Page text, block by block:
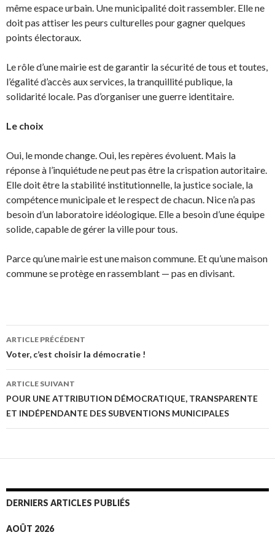
même espace urbain. Une municipalité doit rassembler. Elle ne
doit pas attiser les peurs culturelles pour gagner quelques
points électoraux.
Le rôle d’une mairie est de garantir la sécurité de tous et toutes,
l’égalité d’accès aux services, la tranquillité publique, la
solidarité locale. Pas d’organiser une guerre identitaire.
Le choix
Oui, le monde change. Oui, les repères évoluent. Mais la
réponse à l’inquiétude ne peut pas être la crispation autoritaire.
Elle doit être la stabilité institutionnelle, la justice sociale, la
compétence municipale et le respect de chacun. Nice n’a pas
besoin d’un laboratoire idéologique. Elle a besoin d’une équipe
solide, capable de gérer la ville pour tous.
Parce qu’une mairie est une maison commune. Et qu’une maison
commune se protège en rassemblant — pas en divisant.
Navigation
des
articles
ARTICLE PRÉCÉDENT
Voter, c’est choisir la démocratie !
ARTICLE SUIVANT
POUR UNE ATTRIBUTION DÉMOCRATIQUE, TRANSPARENTE
ET INDÉPENDANTE DES SUBVENTIONS MUNICIPALES
DERNIERS ARTICLES PUBLIÉS
AOÛT 2026